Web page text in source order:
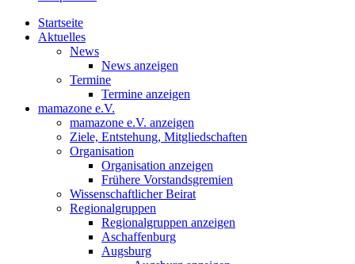
Startseite
Aktuelles
News
News anzeigen
Termine
Termine anzeigen
mamazone e.V.
mamazone e.V. anzeigen
Ziele, Entstehung, Mitgliedschaften
Organisation
Organisation anzeigen
Frühere Vorstandsgremien
Wissenschaftlicher Beirat
Regionalgruppen
Regionalgruppen anzeigen
Aschaffenburg
Augsburg